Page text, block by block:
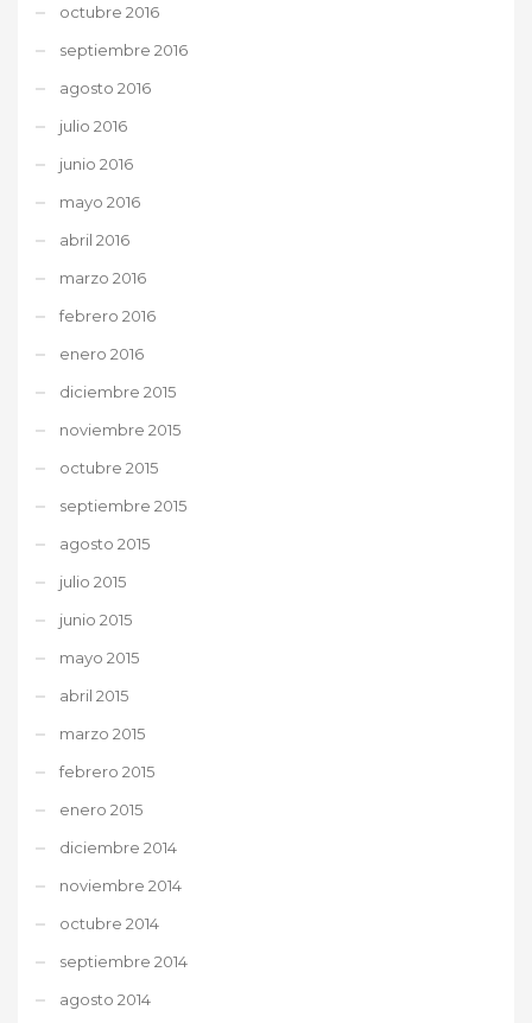
octubre 2016
septiembre 2016
agosto 2016
julio 2016
junio 2016
mayo 2016
abril 2016
marzo 2016
febrero 2016
enero 2016
diciembre 2015
noviembre 2015
octubre 2015
septiembre 2015
agosto 2015
julio 2015
junio 2015
mayo 2015
abril 2015
marzo 2015
febrero 2015
enero 2015
diciembre 2014
noviembre 2014
octubre 2014
septiembre 2014
agosto 2014